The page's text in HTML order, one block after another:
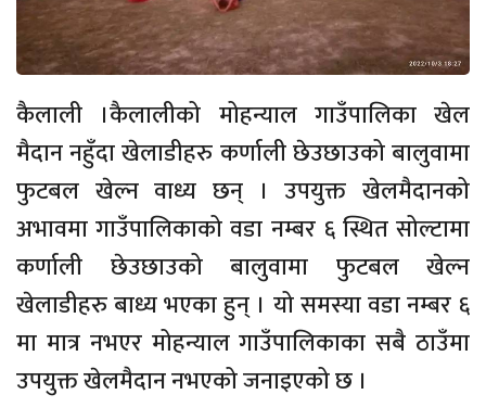
कैलाली ।कैलालीको मोहन्याल गाउँपालिका खेल
मैदान नहुँदा खेलाडीहरु कर्णाली छेउछाउको बालुवामा
फुटबल खेल्न वाध्य छन् । उपयुक्त खेलमैदानको
अभावमा गाउँपालिकाको वडा नम्बर ६ स्थित सोल्टामा
कर्णाली छेउछाउको बालुवामा फुटबल खेल्न
खेलाडीहरु बाध्य भएका हुन् । यो समस्या वडा नम्बर ६
मा मात्र नभएर मोहन्याल गाउँपालिकाका सबै ठाउँमा
उपयुक्त खेलमैदान नभएको जनाइएको छ ।